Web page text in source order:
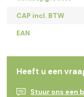
CAP incl. BTW
EAN
Heeft u een
Stuur ons een